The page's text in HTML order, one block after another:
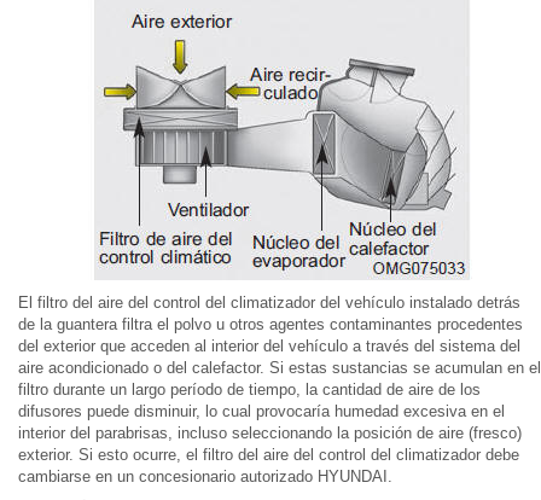
El filtro del aire del control del climatizador del vehículo instalado detrás
de la guantera filtra el polvo u otros agentes contaminantes procedentes
del exterior que acceden al interior del vehículo a través del sistema del
aire acondicionado o del calefactor. Si estas sustancias se acumulan en el
filtro durante un largo período de tiempo, la cantidad de aire de los
difusores puede disminuir, lo cual provocaría humedad excesiva en el
interior del parabrisas, incluso seleccionando la posición de aire (fresco)
exterior. Si esto ocurre, el filtro del aire del control del climatizador debe
cambiarse en un concesionario autorizado HYUNDAI.